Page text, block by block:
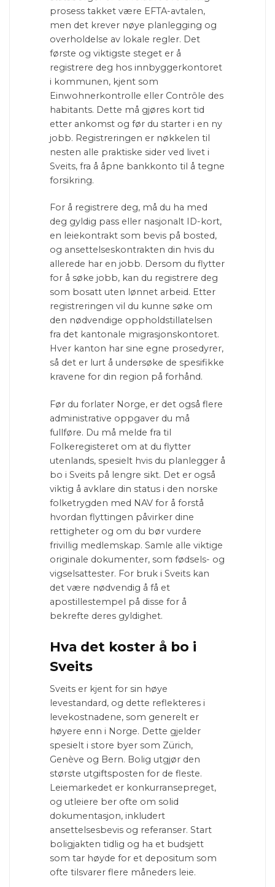
prosess takket være EFTA-avtalen,
men det krever nøye planlegging og
overholdelse av lokale regler. Det
første og viktigste steget er å
registrere deg hos innbyggerkontoret
i kommunen, kjent som
Einwohnerkontrolle eller Contrôle des
habitants. Dette må gjøres kort tid
etter ankomst og før du starter i en ny
jobb. Registreringen er nøkkelen til
nesten alle praktiske sider ved livet i
Sveits, fra å åpne bankkonto til å tegne
forsikring.
For å registrere deg, må du ha med
deg gyldig pass eller nasjonalt ID-kort,
en leiekontrakt som bevis på bosted,
og ansettelseskontrakten din hvis du
allerede har en jobb. Dersom du flytter
for å søke jobb, kan du registrere deg
som bosatt uten lønnet arbeid. Etter
registreringen vil du kunne søke om
den nødvendige oppholdstillatelsen
fra det kantonale migrasjonskontoret.
Hver kanton har sine egne prosedyrer,
så det er lurt å undersøke de spesifikke
kravene for din region på forhånd.
Før du forlater Norge, er det også flere
administrative oppgaver du må
fullføre. Du må melde fra til
Folkeregisteret om at du flytter
utenlands, spesielt hvis du planlegger å
bo i Sveits på lengre sikt. Det er også
viktig å avklare din status i den norske
folketrygden med NAV for å forstå
hvordan flyttingen påvirker dine
rettigheter og om du bør vurdere
frivillig medlemskap. Samle alle viktige
originale dokumenter, som fødsels- og
vigselsattester. For bruk i Sveits kan
det være nødvendig å få et
apostillestempel på disse for å
bekrefte deres gyldighet.
Hva det koster å bo i
Sveits
Sveits er kjent for sin høye
levestandard, og dette reflekteres i
levekostnadene, som generelt er
høyere enn i Norge. Dette gjelder
spesielt i store byer som Zürich,
Genève og Bern. Bolig utgjør den
største utgiftsposten for de fleste.
Leiemarkedet er konkurransepreget,
og utleiere ber ofte om solid
dokumentasjon, inkludert
ansettelsesbevis og referanser. Start
boligjakten tidlig og ha et budsjett
som tar høyde for et depositum som
ofte tilsvarer flere måneders leie.